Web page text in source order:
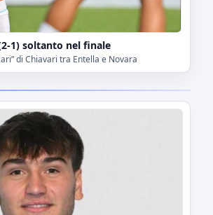
1) soltanto nel finale
di Chiavari tra Entella e Novara